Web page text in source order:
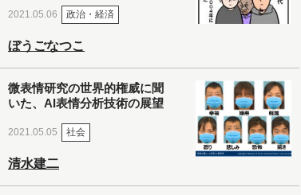
2021.05.06 政治・経済
ぼうごなつこ
微表情研究の世界的権威に聞
いた、AI表情分析技術の展望
2021.05.05 社会
清水建二